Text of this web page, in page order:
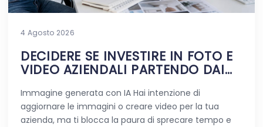
4 Agosto 2026
DECIDERE SE INVESTIRE IN FOTO E
VIDEO AZIENDALI PARTENDO DAI
Immagine generata con IA Hai intenzione di
aggiornare le immagini o creare video per la tua
azienda, ma ti blocca la paura di sprecare tempo e